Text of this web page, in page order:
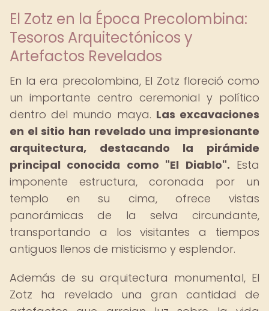
El Zotz en la Época Precolombina:
Tesoros Arquitectónicos y
Artefactos Revelados
En la era precolombina, El Zotz floreció como
un importante centro ceremonial y político
dentro del mundo maya. Las excavaciones
en el sitio han revelado una impresionante
arquitectura, destacando la pirámide
principal conocida como "El Diablo". Esta
imponente estructura, coronada por un
templo en su cima, ofrece vistas
panorámicas de la selva circundante,
transportando a los visitantes a tiempos
antiguos llenos de misticismo y esplendor.
Además de su arquitectura monumental, El
Zotz ha revelado una gran cantidad de